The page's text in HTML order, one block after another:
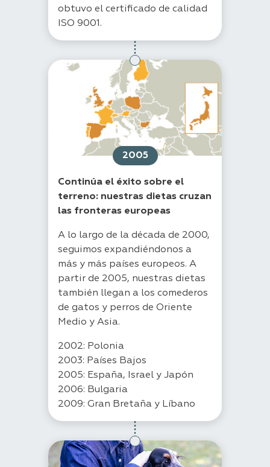
obtuvo el certificado de calidad
ISO 9001.
2005
Continúa el éxito sobre el
terreno: nuestras dietas cruzan
las fronteras europeas
A lo largo de la década de 2000,
seguimos expandiéndonos a
más y más países europeos. A
partir de 2005, nuestras dietas
también llegan a los comederos
de gatos y perros de Oriente
Medio y Asia.
2002: Polonia
2003: Países Bajos
2005: España, Israel y Japón
2006: Bulgaria
2009: Gran Bretaña y Líbano